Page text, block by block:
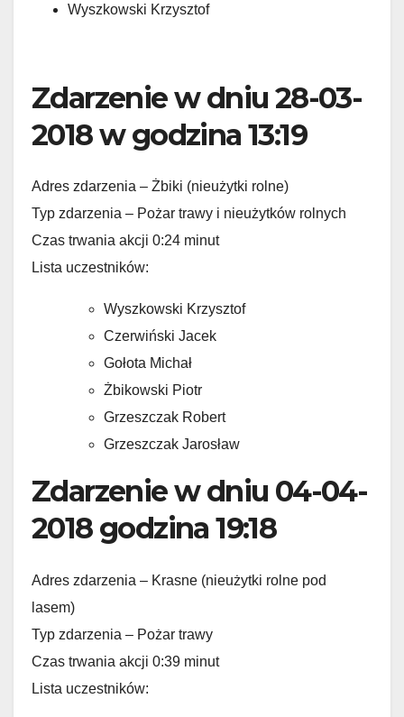
Wyszkowski Krzysztof
Zdarzenie w dniu 28-03-
2018 w godzina 13:19
Adres zdarzenia – Żbiki (nieużytki rolne)
Typ zdarzenia – Pożar trawy i nieużytków rolnych
Czas trwania akcji 0:24 minut
Lista uczestników:
Wyszkowski Krzysztof
Czerwiński Jacek
Gołota Michał
Żbikowski Piotr
Grzeszczak Robert
Grzeszczak Jarosław
Zdarzenie w dniu 04-04-
2018 godzina 19:18
Adres zdarzenia – Krasne (nieużytki rolne pod
lasem)
Typ zdarzenia – Pożar trawy
Czas trwania akcji 0:39 minut
Lista uczestników: